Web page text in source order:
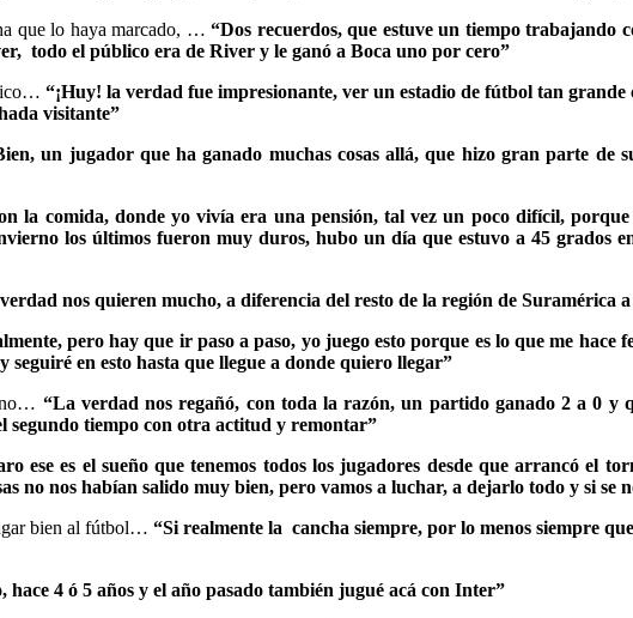
que lo haya marcado, …“Dos recuerdos, que estuve un tiempo
todo el público era de River y le ganó a Boca uno por cero”
“¡Huy! la verdad fue impresionante, ver un estadio de fútbol tan
visitante”
un jugador que ha ganado muchas cosas allá, que hizo gran parte de
la comida, donde yo vivía era una pensión, tal vez un poco difícil,
los últimos fueron muy duros, hubo un día que estuvo a 45
nos quieren mucho, a diferencia del resto de la región de Suramérica
pero hay que ir paso a paso, yo juego esto porque es lo que me
seguiré en esto hasta que llegue a donde quiero llegar”
“La verdad nos regañó, con toda la razón, un partido ganado 2 a 0 y
segundo tiempo con otra actitud y remontar”
ese es el sueño que tenemos todos los jugadores desde que arrancó el
no nos habían salido muy bien, pero vamos a luchar, a dejarlo todo y si se
bien al fútbol… “Si realmente la cancha siempre, por lo menos siempre
4 ó 5 años y el año pasado también jugué acá con Inter”